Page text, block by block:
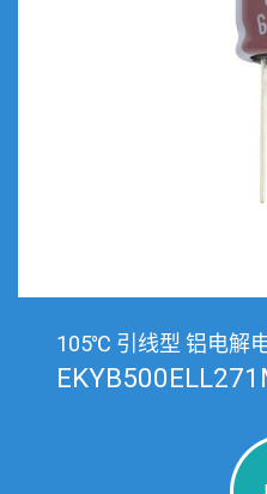
105℃ 引线型 铝电解